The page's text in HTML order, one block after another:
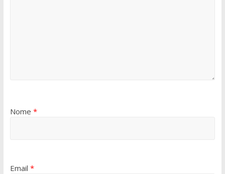
Nome *
Email *